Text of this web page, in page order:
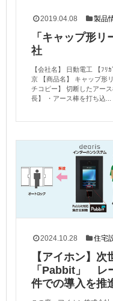
2019.04.08 製品
「キャップ形
社
【会社名】 日動電工 【ﾌﾘ
京 【商品名】 キャップ形
チコピー】 切断したアー
長】 ・アース棒を打ち込...
2024.10.28 住宅
【アイホン】
「Pabbit」 レ
件での導入を推